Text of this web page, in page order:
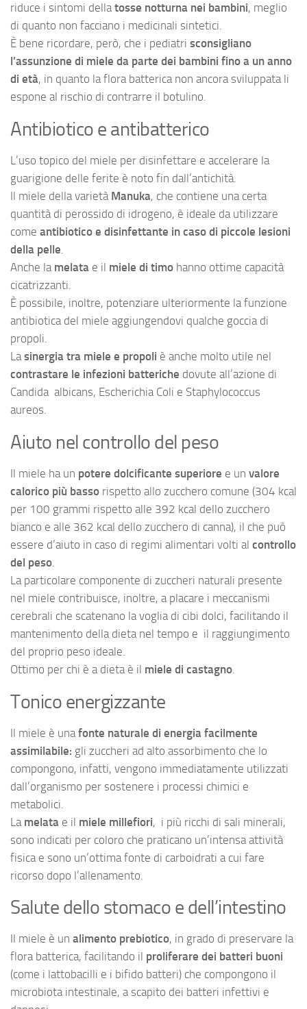
riduce i sintomi dellatosse notturna nei bambini, meglio
di quanto non facciano i medicinali sintetici.
È bene ricordare, però, che i pediatri sconsigliano
l’assunzione di miele da parte dei bambini fino a un anno
di età, in quanto la flora batterica non ancora sviluppata li
espone al rischio di contrarre il botulino.
Antibiotico e antibatterico
L’uso topico del miele per disinfettare e accelerare la
guarigione delle ferite è noto fin dall’antichità.
Il miele della varietàManuka, che contiene una certa
quantità di perossido di idrogeno, è ideale da utilizzare
come antibiotico e disinfettante in caso di piccole lesioni
della pelle.
Anche la melata e il miele di timo hanno ottime capacità
cicatrizzanti.
È possibile, inoltre, potenziare ulteriormente la funzione
antibiotica del miele aggiungendovi qualche goccia di
propoli.
Lasinergia tra miele e propoli è anche molto utile nel
contrastare le infezioni batteriche dovute all’azione di
Candida albicans, Escherichia Coli e Staphylococcus
aureos.
Aiuto nel controllo del peso
Il miele ha un potere dolcificante superiore e un valore
calorico più basso rispetto allo zucchero comune (304 kcal
per 100 grammi rispetto alle 392 kcal dello zucchero
bianco e alle 362 kcal dello zucchero di canna), il che può
essere d’aiuto in caso di regimi alimentari volti al controllo
del peso
La particolare componente di zuccheri naturali presente
nel miele contribuisce, inoltre, a placare i meccanismi
cerebrali che scatenano la voglia di cibi dolci, facilitando il
mantenimento della dieta nel tempo e il raggiungimento
del proprio peso ideale.
Ottimo per chi è a dieta è il miele di castagno
Tonico energizzante
Il miele è una fonte naturale di energia facilmente
assimilabile: gli zuccheri ad alto assorbimento che lo
compongono, infatti, vengono immediatamente utilizzati
dall’organismo per sostenere i processi chimici e
metabolici.
La melata e il miele millefiori, i più ricchi di sali minerali,
sono indicati per coloro che praticano un’intensa attività
fisica e sono un’ottima fonte di carboidrati a cui fare
ricorso dopo l’allenamento.
Salute dello stomaco e dell’intestino
Il miele è un alimento prebiotico, in grado di preservare la
flora batterica, facilitando il proliferare dei batteri buoni
(come i lattobacilli e i bifido batteri) che compongono il
microbiota intestinale, a scapito dei batteri infettivi e